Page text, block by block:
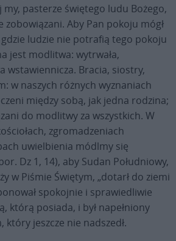
pasterze świętego ludu Bożego,
zobowiązani. Aby Pan pokoju mógł
ludzie nie potrafią tego pokoju
jest modlitwa: wytrwała,
wstawiennicza. Bracia, siostry,
w naszych różnych wyznaniach
między sobą, jak jedna rodzina;
do modlitwy za wszystkich. W
zgromadzeniach
uwielbienia módlmy się
Dz 1, 14), aby Sudan Południowy,
w Piśmie Świętym, „dotarł do ziemi
spokojnie i sprawiedliwie
którą posiada, i był napełniony
jeszcze nie nadszedł.